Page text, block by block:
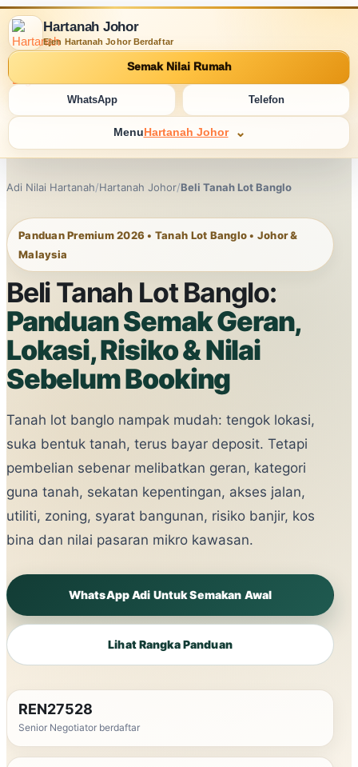
Hartanah Johor
Ejen Hartanah Johor Berdaftar
Semak Nilai Rumah
WhatsApp Telefon
Menu Hartanah Johor
Adi Nilai Hartanah/Hartanah Johor/Beli Tanah Lot Banglo
Panduan Premium 2026 • Tanah Lot Banglo • Johor &
Malaysia
Beli Tanah Lot Banglo:
Panduan Semak Geran,
Lokasi, Risiko & Nilai
Sebelum Booking
Tanah lot banglo nampak mudah: tengok lokasi,
suka bentuk tanah, terus bayar deposit. Tetapi
pembelian sebenar melibatkan geran, kategori
guna tanah, sekatan kepentingan, akses jalan,
utiliti, zoning, syarat bangunan, risiko banjir, kos
bina dan nilai pasaran mikro kawasan.
WhatsApp Adi Untuk Semakan Awal
Lihat Rangka Panduan
REN27528
Senior Negotiator berdaftar